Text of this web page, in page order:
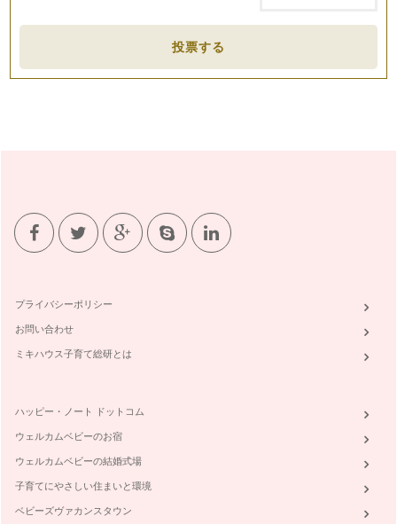
集団の力（ちから）～野菜ぎらい克服塾の現場から～
みなさん、こんにちは！ 野菜ソムリエの岩本 香です。 も
う3月！ 春は子どもたちにとっ…
したが、まだまだ寒い日が続…
野菜ぎらいの克服へ～食べないステップ～
味の記憶は忘れない～離乳食と野菜～
皆さん、こんにちは！ 野菜ソムリエで二児の母、岩本 香で
す。これから一年間、親子で…
投票する
プライバシーポリシー
お問い合わせ
ミキハウス子育て総研とは
ハッピー・ノート ドットコム
ウェルカムベビーのお宿
ウェルカムベビーの結婚式場
子育てにやさしい住まいと環境
ベビーズヴァカンスタウン